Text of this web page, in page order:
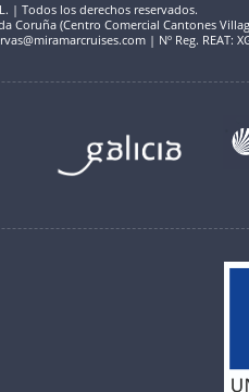
| Todos los derechos reservados.
Coruña (Centro Comercial Cantones
| Nº Reg. REAT: